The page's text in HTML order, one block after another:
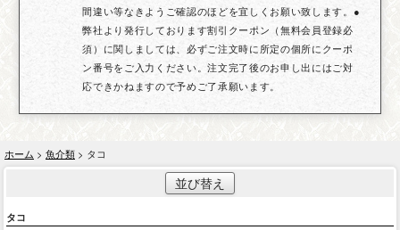
間違い等なきようご確認のほどを宜しくお願い致します。●
弊社より発行しております割引クーポン（無料会員登録必
須）に関しましては、必ずご注文時に所定の個所にクーポ
ン番号をご入力ください。注文完了後のお申し出にはご対
応できかねますので予めご了承願います。
ホーム > 魚介類 > タコ
並び替え
タコ